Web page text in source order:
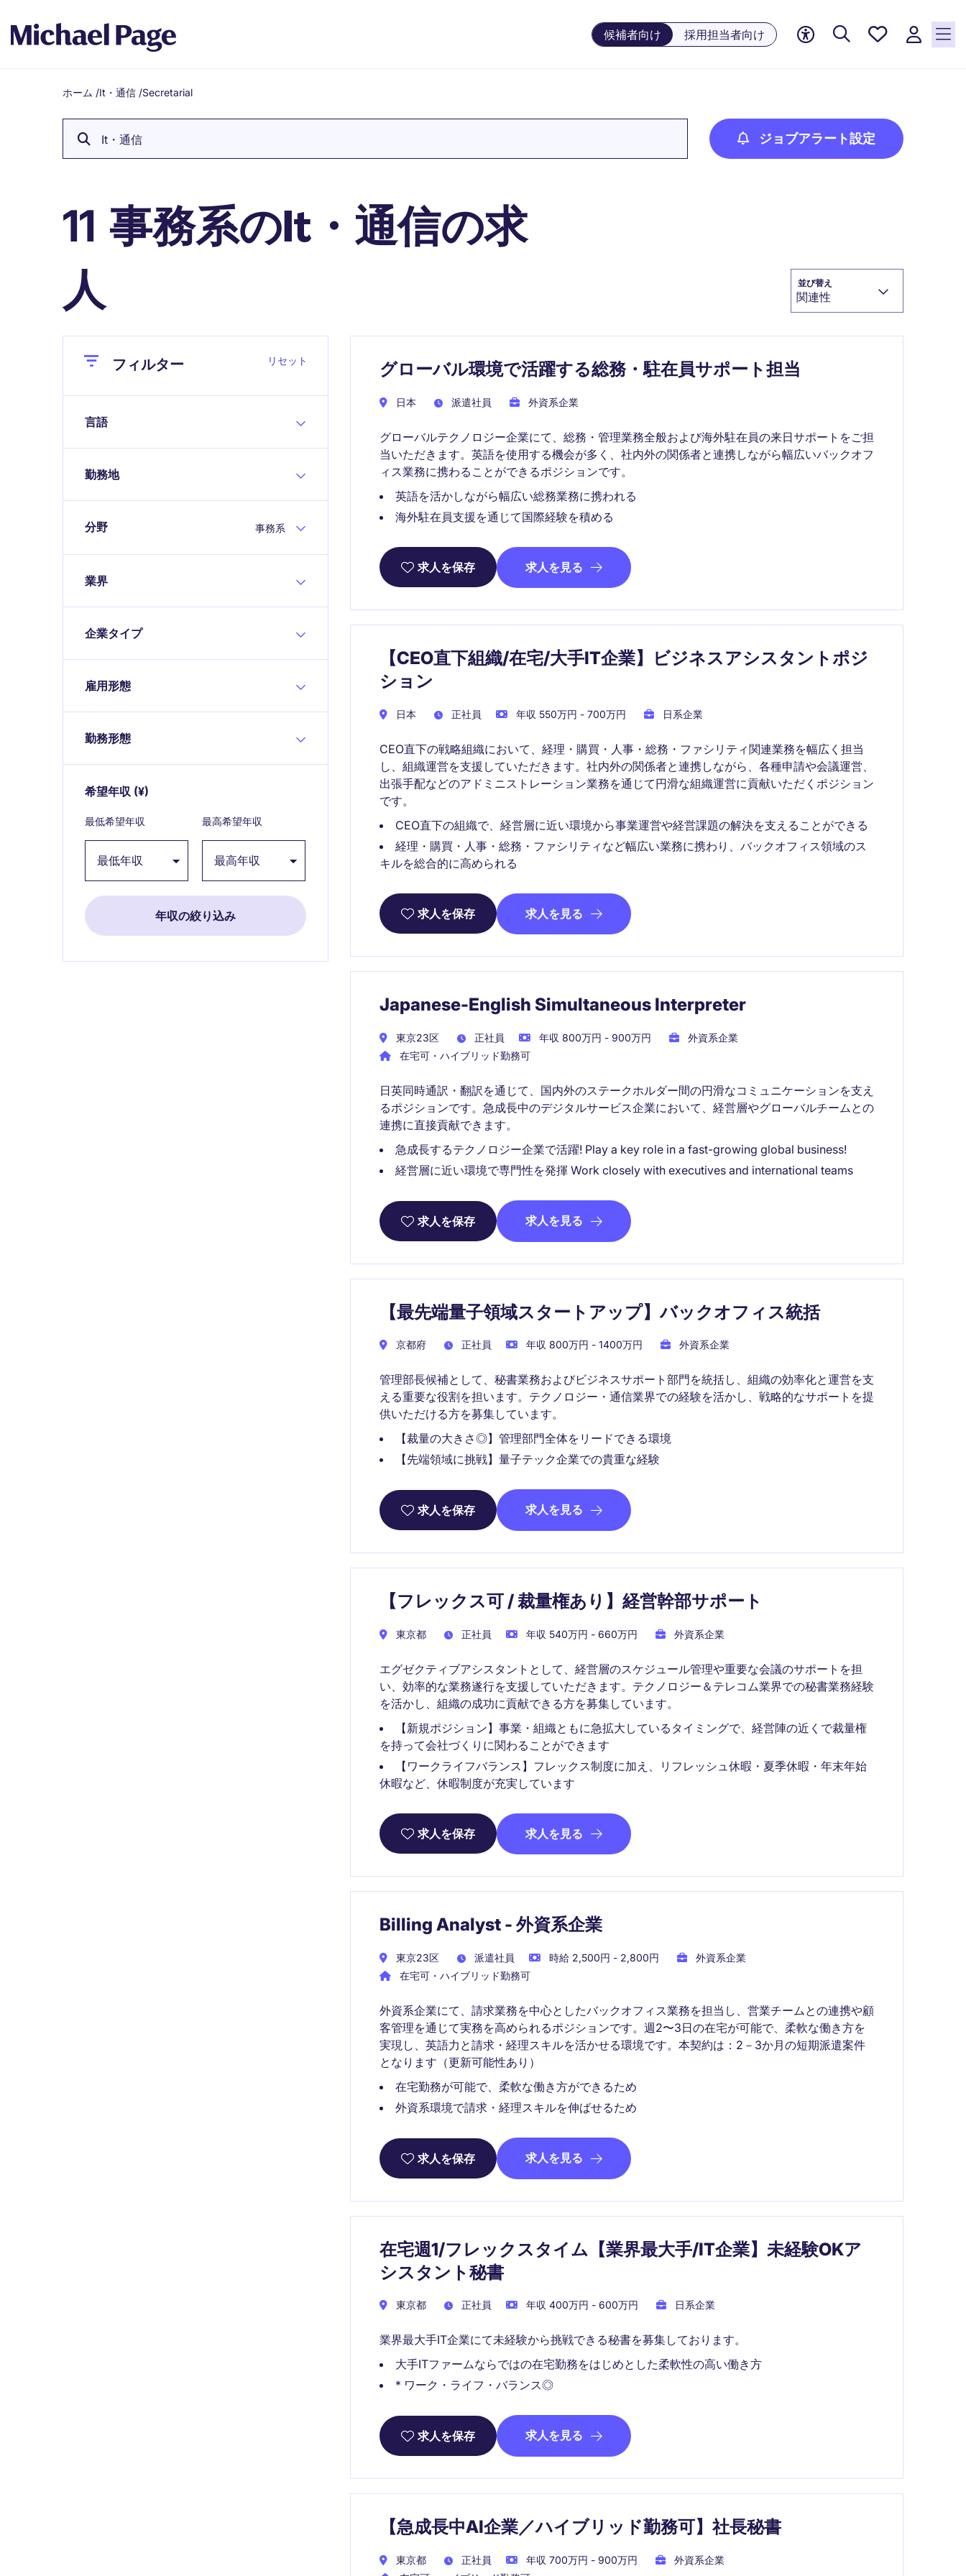
候補者向け 採用担当者向け
お気に
リスト
に保存
されて
Breadcrumb
ホーム /It・通信 /Secretarial
It・通信 ジョブアラート設定
11 事務系のIt・通信の求
人
並び替え
関連性
Closeフィルター リセット
言語
勤務地
分野 事務系
業界
企業タイプ
雇用形態
勤務形態
希望年収 (¥)
最低希望年収 最高希望年収
グローバル環境で活躍する総務・駐在員サポート担当
日本 派遣社員 外資系企業
グローバルテクノロジー企業にて、総務・管理業務全般および海外駐在員の来日サポートをご担
当いただきます。英語を使用する機会が多く、社内外の関係者と連携しながら幅広いバックオフ
ィス業務に携わることができるポジションです。
英語を活かしながら幅広い総務業務に携われる
海外駐在員支援を通じて国際経験を積める
求人を保存 求人を見る
【CEO直下組織/在宅/大手IT企業】ビジネスアシスタントポジ
ション
日本 正社員 年収 550万円 - 700万円 日系企業
CEO直下の戦略組織において、経理・購買・人事・総務・ファシリティ関連業務を幅広く担当
し、組織運営を支援していただきます。社内外の関係者と連携しながら、各種申請や会議運営、
出張手配などのアドミニストレーション業務を通じて円滑な組織運営に貢献いただくポジション
です。
CEO直下の組織で、経営層に近い環境から事業運営や経営課題の解決を支えることができる
経理・購買・人事・総務・ファシリティなど幅広い業務に携わり、バックオフィス領域のス
キルを総合的に高められる
求人を保存 求人を見る
Japanese-English Simultaneous Interpreter
東京23区 正社員 年収 800万円 - 900万円
外資系企業
在宅可・ハイブリッド勤務可
日英同時通訳・翻訳を通じて、国内外のステークホルダー間の円滑なコミュニケーションを支え
るポジションです。急成長中のデジタルサービス企業において、経営層やグローバルチームとの
連携に直接貢献できます。
急成長するテクノロジー企業で活躍! Play a key role in a fast-growing global business!
経営層に近い環境で専門性を発揮 Work closely with executives and international teams
求人を保存 求人を見る
【最先端量子領域スタートアップ】バックオフィス統括
京都府 正社員 年収 800万円 - 1400万円 外資系企業
管理部長候補として、秘書業務およびビジネスサポート部門を統括し、組織の効率化と運営を支
える重要な役割を担います。テクノロジー・通信業界での経験を活かし、戦略的なサポートを提
供いただける方を募集しています。
【裁量の大きさ◎】管理部門全体をリードできる環境
【先端領域に挑戦】量子テック企業での貴重な経験
求人を保存 求人を見る
【フレックス可 / 裁量権あり】経営幹部サポート
東京都 正社員 年収 540万円 - 660万円 外資系企業
エグゼクティブアシスタントとして、経営層のスケジュール管理や重要な会議のサポートを担
い、効率的な業務遂行を支援していただきます。テクノロジー＆テレコム業界での秘書業務経験
を活かし、組織の成功に貢献できる方を募集しています。
【新規ポジション】事業・組織ともに急拡大しているタイミングで、経営陣の近くで裁量権
を持って会社づくりに関わることができます
【ワークライフバランス】フレックス制度に加え、リフレッシュ休暇・夏季休暇・年末年始
休暇など、休暇制度が充実しています
求人を保存 求人を見る
Billing Analyst - 外資系企業
東京23区 派遣社員 時給 2,500円 - 2,800円
外資系企業
在宅可・ハイブリッド勤務可
外資系企業にて、請求業務を中心としたバックオフィス業務を担当し、営業チームとの連携や顧
客管理を通じて実務を高められるポジションです。週2〜3日の在宅が可能で、柔軟な働き方を
実現し、英語力と請求・経理スキルを活かせる環境です。本契約は：2－3か月の短期派遣案件
となります（更新可能性あり）
在宅勤務が可能で、柔軟な働き方ができるため
外資系環境で請求・経理スキルを伸ばせるため
求人を保存 求人を見る
在宅週1/フレックスタイム【業界最大手/IT企業】未経験OKア
シスタント秘書
東京都 正社員 年収 400万円 - 600万円 日系企業
業界最大手IT企業にて未経験から挑戦できる秘書を募集しております。
大手ITファームならではの在宅勤務をはじめとした柔軟性の高い働き方
* ワーク・ライフ・バランス◎
求人を保存 求人を見る
【急成長中AI企業／ハイブリッド勤務可】社長秘書
東京都 正社員 年収 700万円 - 900万円
外資系企業